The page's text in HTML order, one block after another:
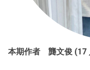
本期作者 龔文俊 (17